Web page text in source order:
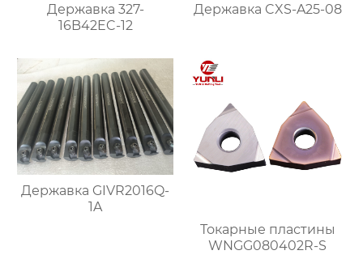
Державка 327-
16B42EC-12
Державка CXS-A25-08
Державка GIVR2016Q-
1A
Токарные пластины
WNGG080402R-S